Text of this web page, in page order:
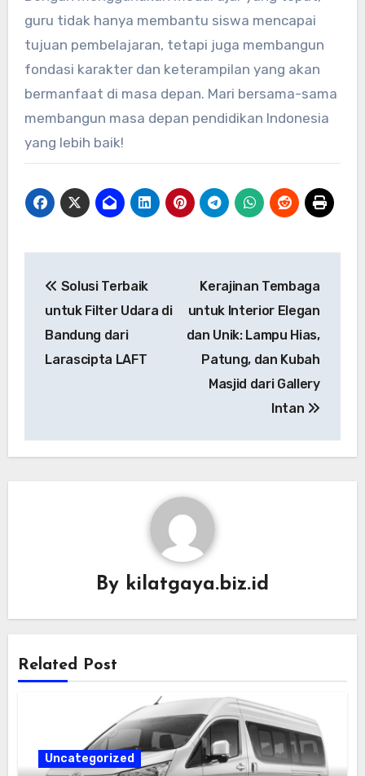
guru tidak hanya membantu siswa mencapai
tujuan pembelajaran, tetapi juga membangun
fondasi karakter dan keterampilan yang akan
bermanfaat di masa depan. Mari bersama-sama
membangun masa depan pendidikan Indonesia
yang lebih baik!
navigation
Solusi Terbaik
untuk Filter Udara di
Bandung dari
Larascipta LAFT
Kerajinan Tembaga
untuk Interior Elegan
dan Unik: Lampu Hias,
Patung, dan Kubah
Masjid dari Gallery
Intan
By kilatgaya.biz.id
Related Post
Uncategorized